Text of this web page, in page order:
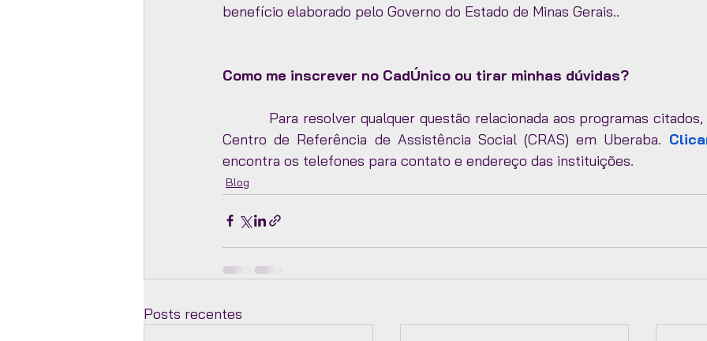
benefício elaborado pelo Governo do Estado de Minas Gerais..
Como me inscrever no CadÚnico ou tirar minhas dúvidas?
Para resolver qualquer questão relacionada aos programas
Centro de Referência de Assistência Social (CRAS) em Uberaba.
encontra os telefones para contato e endereço das instituições.
Blog
Posts recentes